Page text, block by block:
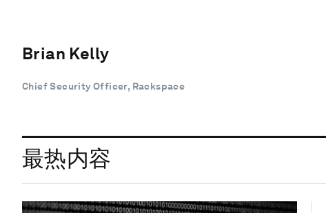
Brian Kelly
Chief Security Officer, Rackspace
最热内容